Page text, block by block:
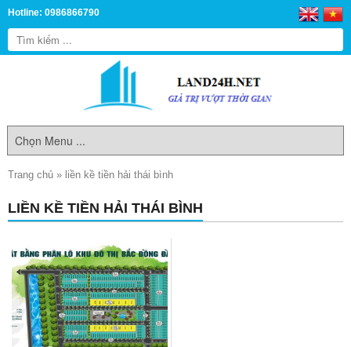
Hotline: 0986866790
Trang chủ » liền kề tiền hải thái bình
LIỀN KỀ TIỀN HẢI THÁI BÌNH